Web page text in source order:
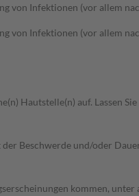
von Infektionen (vor allem
von Infektionen (vor allem
Hautstelle(n) auf. Lassen
Beschwerde und/oder
kommen,